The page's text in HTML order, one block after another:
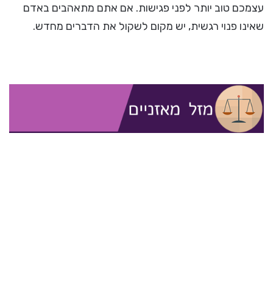
עצמכם טוב יותר לפני פגישות. אם אתם מתאהבים באדם
שאינו פנוי רגשית, יש מקום לשקול את הדברים מחדש.